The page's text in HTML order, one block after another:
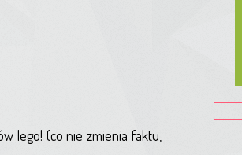
lego! (co nie zmienia faktu,